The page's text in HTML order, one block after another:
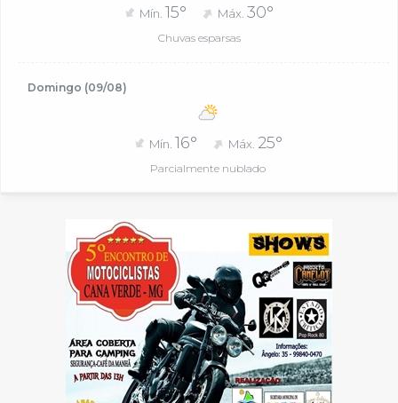
Mín. 15° Máx. 30°
Chuvas esparsas
Domingo (09/08)
Mín. 16° Máx. 25°
Parcialmente nublado